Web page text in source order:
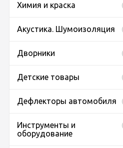
Химия и краска
Акустика. Шумоизоляция
Дворники
Детские товары
Дефлекторы автомобиля
Инструменты и
оборудование